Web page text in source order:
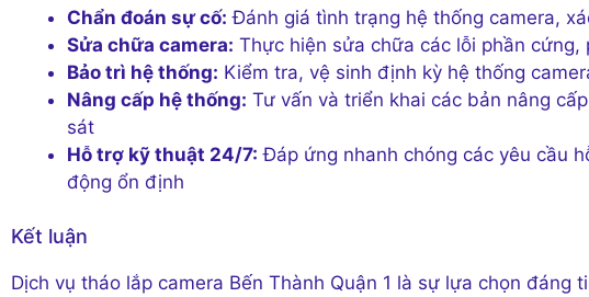
Chẩn đoán sự cố: Đánh giá tình trạng hệ thống camera,
Sửa chữa camera: Thực hiện sửa chữa các lỗi phần
Bảo trì hệ thống: Kiểm tra, vệ sinh định kỳ hệ thống
Nâng cấp hệ thống: Tư vấn và triển khai các bản nâng
sát
Hỗ trợ kỹ thuật 24/7: Đáp ứng nhanh chóng các yêu cầu
động ổn định
Kết luận
Dịch vụ tháo lắp camera Bến Thành Quận 1 là sự lựa chọn đáng